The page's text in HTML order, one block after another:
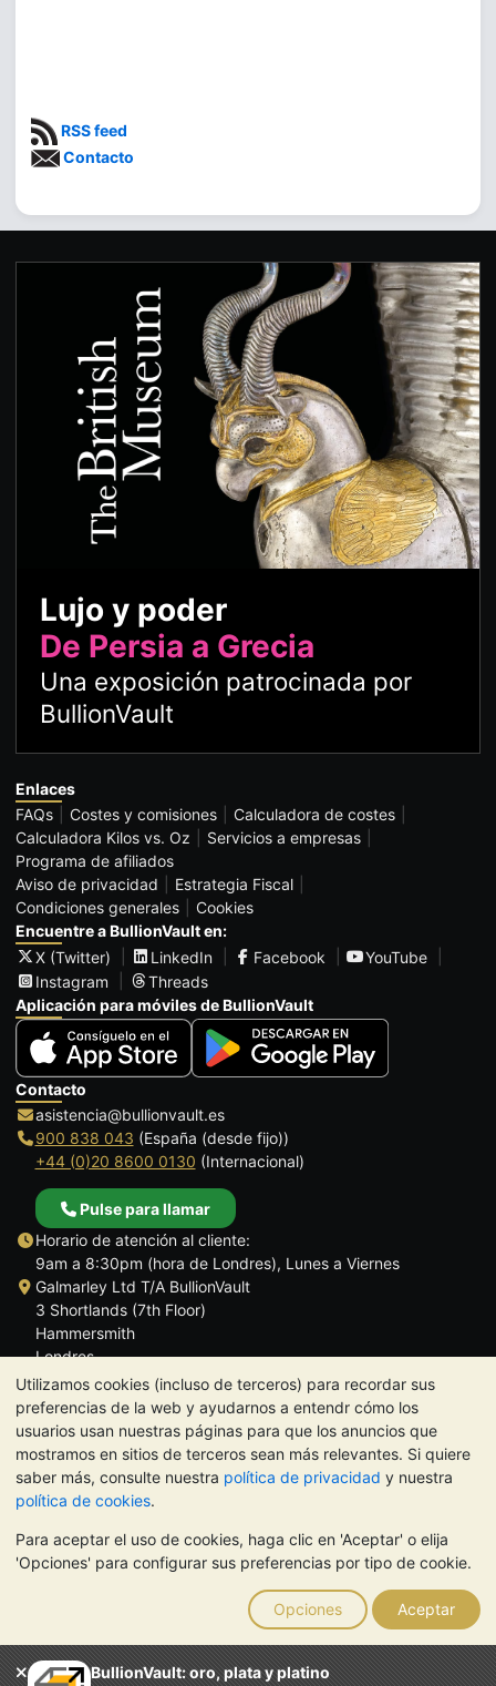
Utilizamos cookies (incluso de terceros) para recordar sus
preferencias de la web y ayudarnos a entendr cómo los
usuarios usan nuestras páginas para que los anuncios que
mostramos en sitios de terceros sean más relevantes. Si quiere
saber más, consulte nuestra política de privacidad y nuestra
política de cookies.
Para aceptar el uso de cookies, haga clic en 'Aceptar' o elija
'Opciones' para configurar sus preferencias por tipo de cookie.
Opciones Aceptar
BullionVault: oro, plata y platino
RSS feed
Contacto
Lujo y poder
De Persia a Grecia
Una exposición patrocinada por
BullionVault
Enlaces
FAQs
Costes y comisiones
Calculadora de costes
Calculadora Kilos vs. Oz
Servicios a empresas
Programa de afiliados
Aviso de privacidad
Estrategia Fiscal
Condiciones generales
Cookies
Encuentre a BullionVault en:
X (Twitter)
LinkedIn Facebook
YouTube
Instagram
Threads
Aplicación para móviles de BullionVault
Contacto
asistencia@bullionvault.es
900 838 043 (España (desde fijo))
+44 (0)20 8600 0130 (Internacional)
Pulse para llamar
Horario de atención al cliente:
9am a 8:30pm (hora de Londres), Lunes a Viernes
Galmarley Ltd T/A BullionVault
3 Shortlands (7th Floor)
Hammersmith
Londres
W6 8DA
Reino Unido
NOTA: El valor de los metales preciosos puede tanto bajar como
subir. Las tendencias históricas no garantizan la evolución
futura de los precios. Nada de lo contenido en los sitios web de
BullionVault ni en ninguna de sus comunicaciones constituye
asesoramiento en materia de inversión. Debería buscar
asesoramiento profesional para determinar si poseer metales
preciosos es adecuado para usted.